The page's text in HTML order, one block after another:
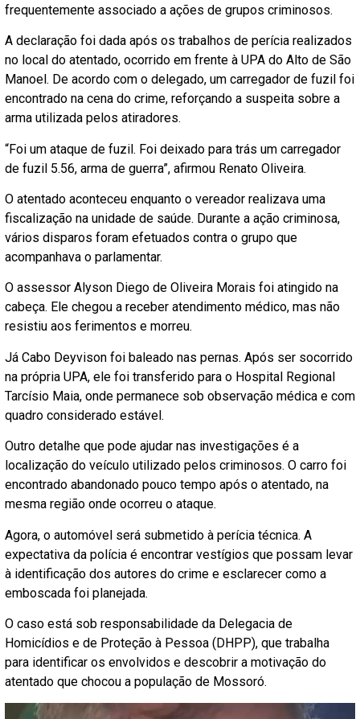
frequentemente associado a ações de grupos criminosos.
A declaração foi dada após os trabalhos de perícia realizados
no local do atentado, ocorrido em frente à UPA do Alto de São
Manoel. De acordo com o delegado, um carregador de fuzil foi
encontrado na cena do crime, reforçando a suspeita sobre a
arma utilizada pelos atiradores.
“Foi um ataque de fuzil. Foi deixado para trás um carregador
de fuzil 5.56, arma de guerra”, afirmou Renato Oliveira.
O atentado aconteceu enquanto o vereador realizava uma
fiscalização na unidade de saúde. Durante a ação criminosa,
vários disparos foram efetuados contra o grupo que
acompanhava o parlamentar.
O assessor Alyson Diego de Oliveira Morais foi atingido na
cabeça. Ele chegou a receber atendimento médico, mas não
resistiu aos ferimentos e morreu.
Já Cabo Deyvison foi baleado nas pernas. Após ser socorrido
na própria UPA, ele foi transferido para o Hospital Regional
Tarcísio Maia, onde permanece sob observação médica e com
quadro considerado estável.
Outro detalhe que pode ajudar nas investigações é a
localização do veículo utilizado pelos criminosos. O carro foi
encontrado abandonado pouco tempo após o atentado, na
mesma região onde ocorreu o ataque.
Agora, o automóvel será submetido à perícia técnica. A
expectativa da polícia é encontrar vestígios que possam levar
à identificação dos autores do crime e esclarecer como a
emboscada foi planejada.
O caso está sob responsabilidade da Delegacia de
Homicídios e de Proteção à Pessoa (DHPP), que trabalha
para identificar os envolvidos e descobrir a motivação do
atentado que chocou a população de Mossoró.